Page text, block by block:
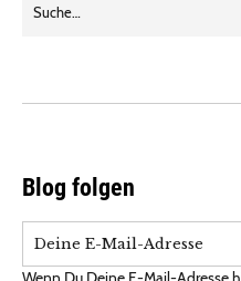
Blog folgen